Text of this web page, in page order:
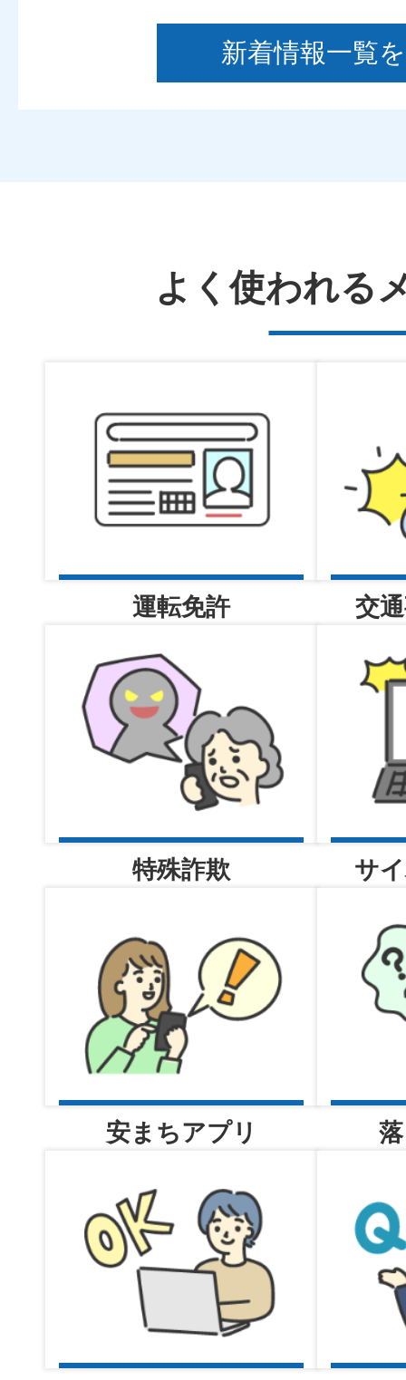
2026年08月09日
昨日の交通死亡事故の概要(発
2026年08月07日
事件事故の発生・検挙のお知
2026年08月07日
感謝状を贈呈しました！
地域課
2026年08月07日
採用広報誌「Beyond SAIYO
ました
2026年08月06日
事件事故の発生・検挙のお知
日（木曜日））
2026年08月06日
地域課からのお知らせ
2026年08月06日
会計課からの物品売払い情報
更新しました
2026年08月05日
南堺ニュース（令和8年）
新着情報一覧
よく使われる
運転免許 交
特殊詐欺 サ
安まちアプリ